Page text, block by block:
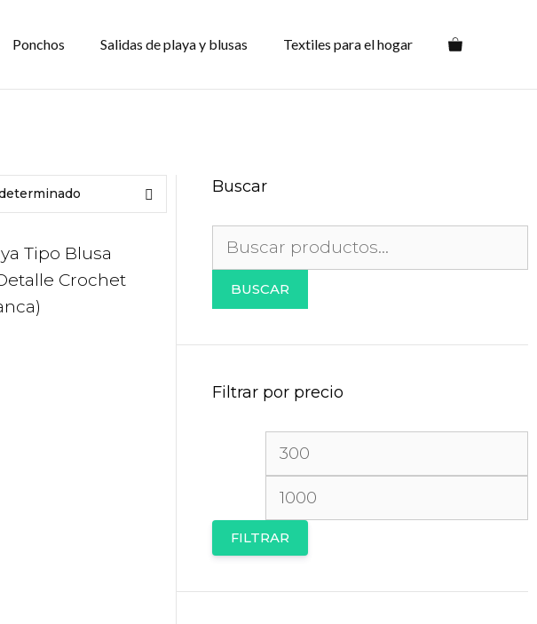
Ponchos Salidas de playa y blusas Textiles para el hogar
Buscar
BUSCAR
Filtrar por precio
Precio
mínimo
FILTRAR